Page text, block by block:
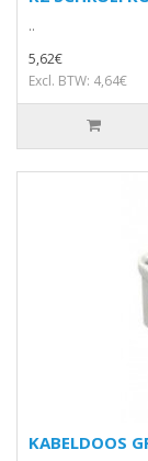
..
5,62€
Excl. BTW: 4,64€
KABELDOOS